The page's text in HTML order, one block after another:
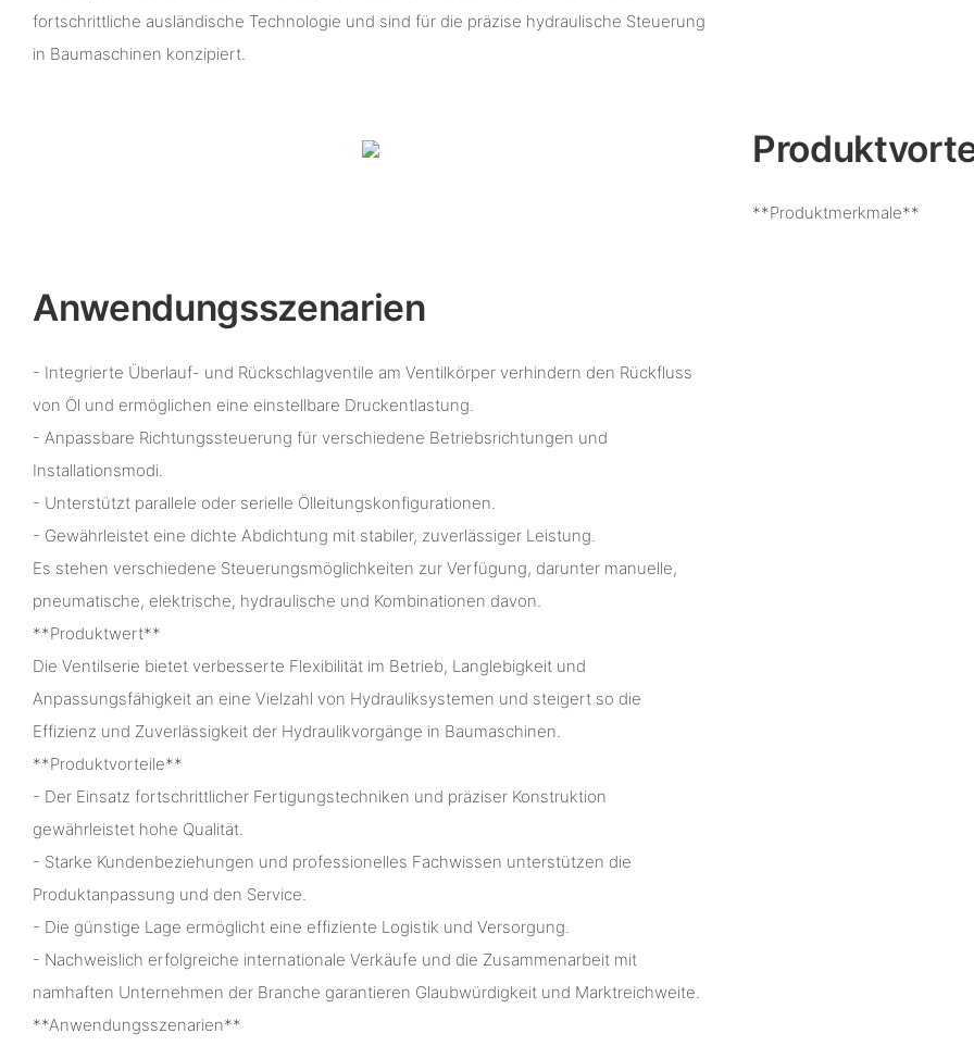
fortschrittliche ausländische Technologie und sind für die präzise hydraulische Steuerung
in Baumaschinen konzipiert.
**Produktmerkmale**
Anwendungsszenarien
- Integrierte Überlauf- und Rückschlagventile am Ventilkörper verhindern den Rückfluss
von Öl und ermöglichen eine einstellbare Druckentlastung.
- Anpassbare Richtungssteuerung für verschiedene Betriebsrichtungen und
Installationsmodi.
- Unterstützt parallele oder serielle Ölleitungskonfigurationen.
- Gewährleistet eine dichte Abdichtung mit stabiler, zuverlässiger Leistung.
Es stehen verschiedene Steuerungsmöglichkeiten zur Verfügung, darunter manuelle,
pneumatische, elektrische, hydraulische und Kombinationen davon.
**Produktwert**
Die Ventilserie bietet verbesserte Flexibilität im Betrieb, Langlebigkeit und
Anpassungsfähigkeit an eine Vielzahl von Hydrauliksystemen und steigert so die
Effizienz und Zuverlässigkeit der Hydraulikvorgänge in Baumaschinen.
**Produktvorteile**
- Der Einsatz fortschrittlicher Fertigungstechniken und präziser Konstruktion
gewährleistet hohe Qualität.
- Starke Kundenbeziehungen und professionelles Fachwissen unterstützen die
Produktanpassung und den Service.
- Die günstige Lage ermöglicht eine effiziente Logistik und Versorgung.
- Nachweislich erfolgreiche internationale Verkäufe und die Zusammenarbeit mit
namhaften Unternehmen der Branche garantieren Glaubwürdigkeit und Marktreichweite.
**Anwendungsszenarien**